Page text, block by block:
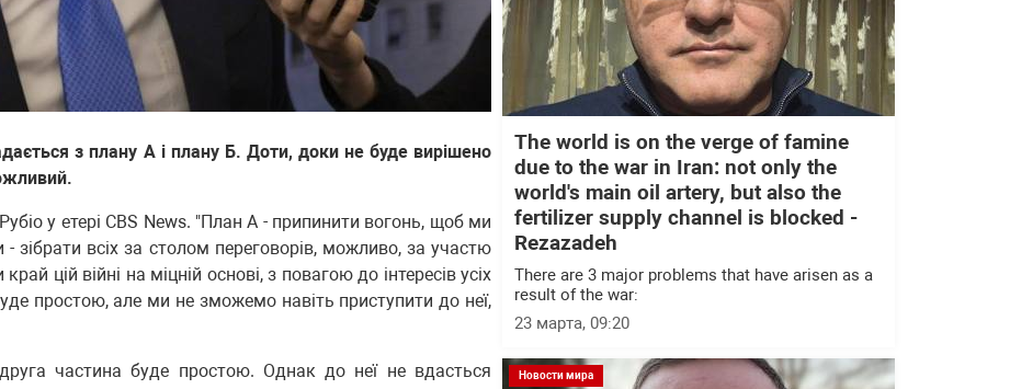
з плану A і плану Б. Доти, доки не буде вирішено
у етері CBS News. "План А - припинити вогонь, щоб ми
зібрати всіх за столом переговорів, можливо, за участю
цій війні на міцній основі, з повагою до інтересів усіх
простою, але ми не зможемо навіть приступити до неї,
частина буде простою. Однак до неї не вдасться
The world is on the verge of famine
due to the war in Iran: not only the
world's main oil artery, but also the
fertilizer supply channel is blocked -
Rezazadeh
There are 3 major problems that have arisen as a
result of the war:
23 марта, 09:20
Новости мира